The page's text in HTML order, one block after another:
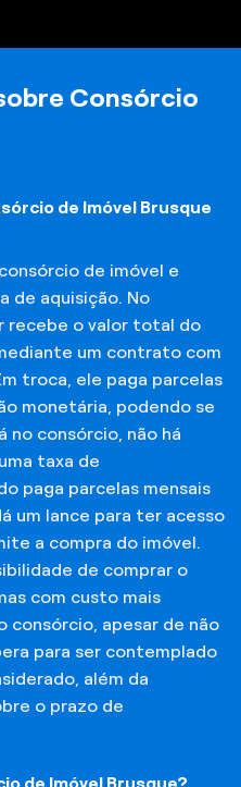
Consórcio
de Imóvel Brusque
de imóvel e
de aquisição. No
recebe o valor total do
um contrato com
troca, ele paga parcelas
monetária, podendo se
no consórcio, não há
taxa de
paga parcelas mensais
um lance para ter acesso
a compra do imóvel.
de comprar o
com custo mais
consórcio, apesar de não
para ser contemplado
além da
o prazo de